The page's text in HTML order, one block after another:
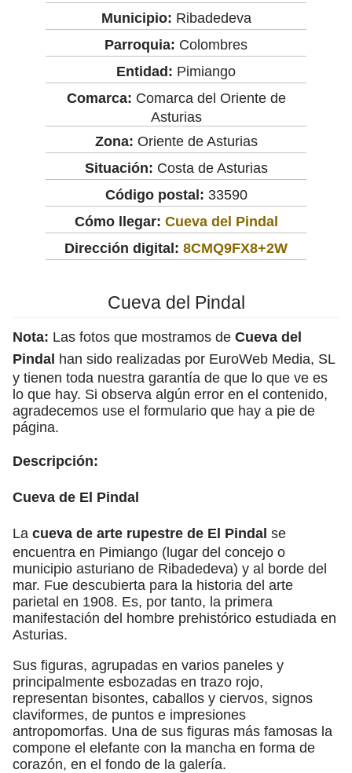
Municipio: Ribadedeva
Parroquia: Colombres
Entidad: Pimiango
Comarca: Comarca del Oriente de
Asturias
Zona: Oriente de Asturias
Situación: Costa de Asturias
Código postal: 33590
Cómo llegar: Cueva del Pindal
Dirección digital: 8CMQ9FX8+2W
Cueva del Pindal
Nota: Las fotos que mostramos de Cueva del
Pindal han sido realizadas por EuroWeb Media, SL
y tienen toda nuestra garantía de que lo que ve es
lo que hay. Si observa algún error en el contenido,
agradecemos use el formulario que hay a pie de
página.
Descripción:
Cueva de El Pindal
La cueva de arte rupestre de El Pindal se
encuentra en Pimiango (lugar del concejo o
municipio asturiano de Ribadedeva) y al borde del
mar. Fue descubierta para la historia del arte
parietal en 1908. Es, por tanto, la primera
manifestación del hombre prehistórico estudiada en
Asturias.
Sus figuras, agrupadas en varios paneles y
principalmente esbozadas en trazo rojo,
representan bisontes, caballos y ciervos, signos
claviformes, de puntos e impresiones
antropomorfas. Una de sus figuras más famosas la
compone el elefante con la mancha en forma de
corazón, en el fondo de la galería.